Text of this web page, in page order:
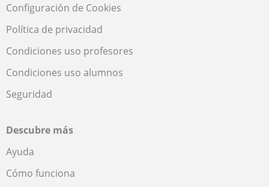
Configuración de Cookies
Política de privacidad
Condiciones uso profesores
Condiciones uso alumnos
Seguridad
Descubre más
Ayuda
Cómo funciona